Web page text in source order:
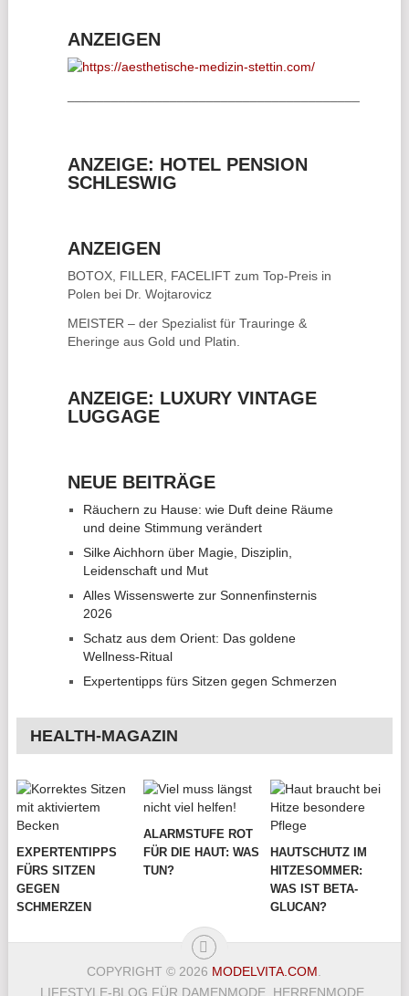
ANZEIGEN
ANZEIGE: HOTEL PENSION
SCHLESWIG
ANZEIGEN
BOTOX, FILLER, FACELIFTzum Top-Preis in
Polen bei Dr. Wojtarovicz
MEISTER – der Spezialist für Trauringe &
Eheringe aus Gold und Platin.
ANZEIGE: LUXURY VINTAGE
LUGGAGE
NEUE BEITRÄGE
Räuchern zu Hause: wie Duft deine Räume
und deine Stimmung verändert
Silke Aichhorn über Magie, Disziplin,
Leidenschaft und Mut
Alles Wissenswerte zur Sonnenfinsternis
2026
Schatz aus dem Orient: Das goldene
Wellness-Ritual
Expertentipps fürs Sitzen gegen Schmerzen
HEALTH-MAGAZIN
EXPERTENTIPPS
FÜRS SITZEN
GEGEN
SCHMERZEN
ALARMSTUFE ROT
FÜR DIE HAUT: WAS
TUN?
HAUTSCHUTZ IM
HITZESOMMER:
WAS IST BETA-
GLUCAN?
COPYRIGHT © 2026 MODELVITA.COM.
LIFESTYLE-BLOG FÜR DAMENMODE, HERRENMODE,